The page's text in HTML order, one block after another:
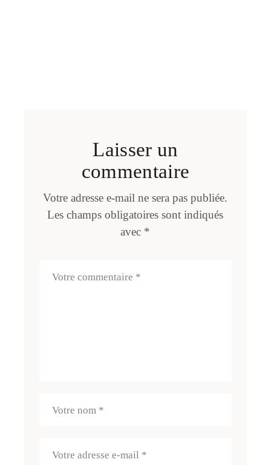
Laisser un
commentaire
Votre adresse e-mail ne sera pas publiée.
Les champs obligatoires sont indiqués
avec *